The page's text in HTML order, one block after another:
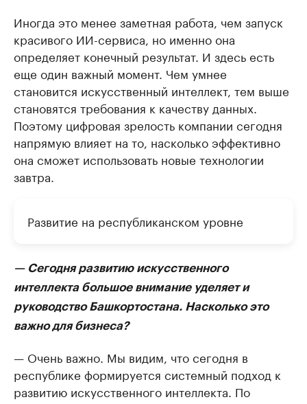
Иногда это менее заметная работа, чем запуск
красивого ИИ-сервиса, но именно она
определяет конечный результат. И здесь есть
еще один важный момент. Чем умнее
становится искусственный интеллект, тем выше
становятся требования к качеству данных.
Поэтому цифровая зрелость компании сегодня
напрямую влияет на то, насколько эффективно
она сможет использовать новые технологии
завтра.
Развитие на республиканском уровне
— Сегодня развитию искусственного
интеллекта большое внимание уделяет и
руководство Башкортостана. Насколько это
важно для бизнеса?
— Очень важно. Мы видим, что сегодня в
республике формируется системный подход к
развитию искусственного интеллекта. По